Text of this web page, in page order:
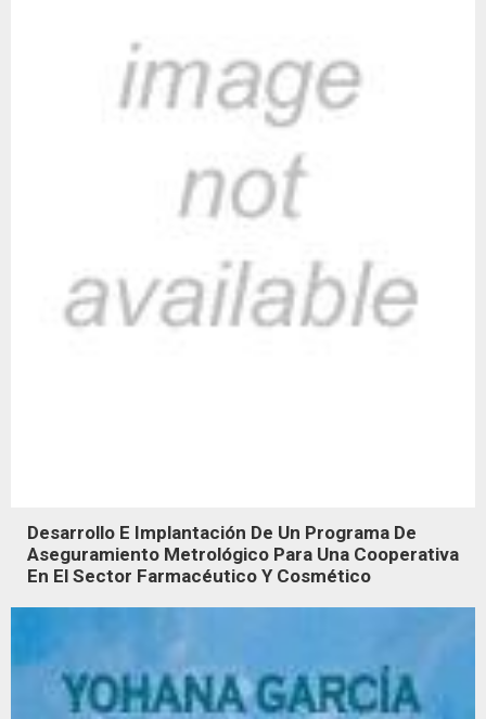
Desarrollo E Implantación De Un Programa De
Aseguramiento Metrológico Para Una Cooperativa
En El Sector Farmacéutico Y Cosmético